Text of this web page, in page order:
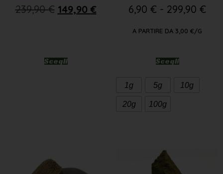
239,90€ 149,90 €
Scegli
6,90 € - 299,90 €
A PARTIRE DA 3,00 €/G
Scegli
1g 5g 10g
20g 100g